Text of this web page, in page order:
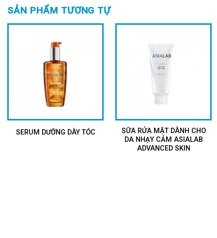
SẢN PHẨM TƯƠNG TỰ
SERUM DƯỠNG DÀY TÓC
SỮA RỬA MẶT DÀNH CHO
DA NHẠY CẢM ASIALAB
ADVANCED SKIN